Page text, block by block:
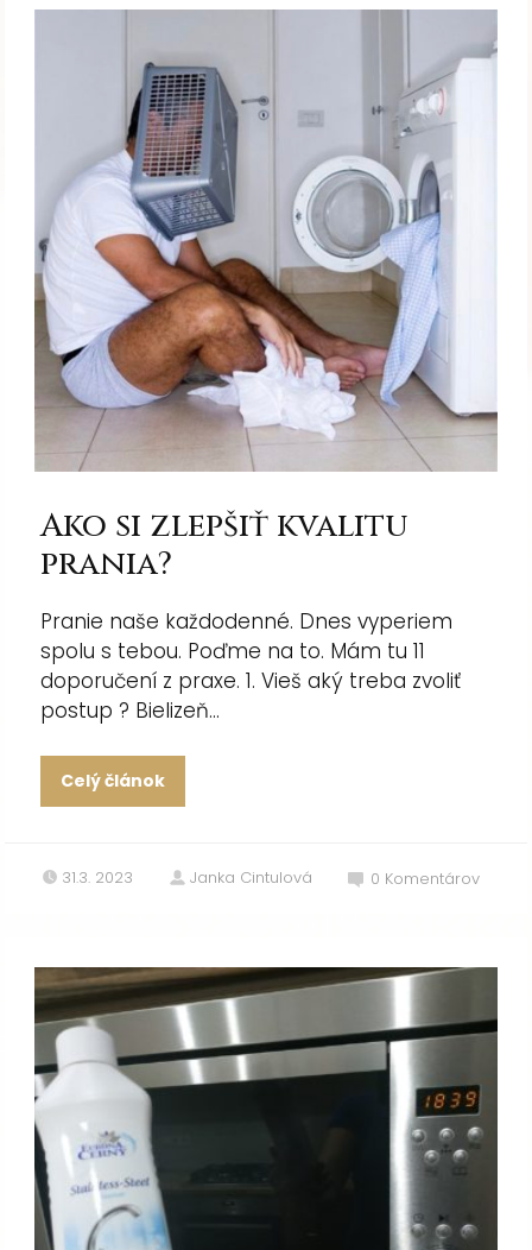
Ako si zlepšiť kvalitu
prania?
Pranie naše každodenné. Dnes vyperiem
spolu s tebou. Poďme na to. Mám tu 11
doporučení z praxe. 1. Vieš aký treba zvoliť
postup ? Bielizeň...
Celý článok
31.3. 2023 Janka Cintulová 0 Komentárov